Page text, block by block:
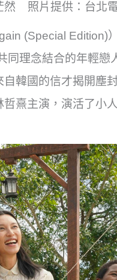
然 照片提供：台北
(Special Edition)
同理念結合的年輕戀
韓國的信才揭開塵
熹主演，演活了小